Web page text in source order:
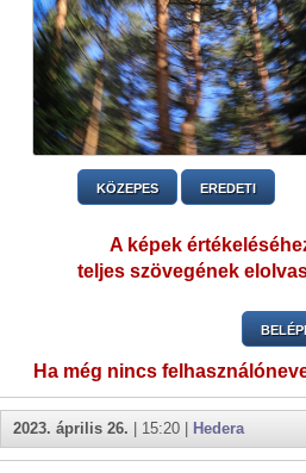
KÖZEPES EREDETI
A képek
teljes szövegének
Ha még nincs
2023. április 26. | 15:20 | Hedera